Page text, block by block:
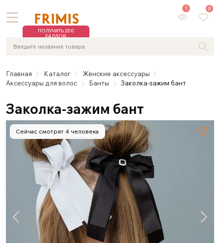
ПОЛУЧИТЬ 200
БАЛЛОВ
1 0
Главная Каталог
Женские аксессуары
Аксессуары для волос
Банты Заколка-зажим бант
Заколка-зажим бант
Сейчас смотрят 4 человека